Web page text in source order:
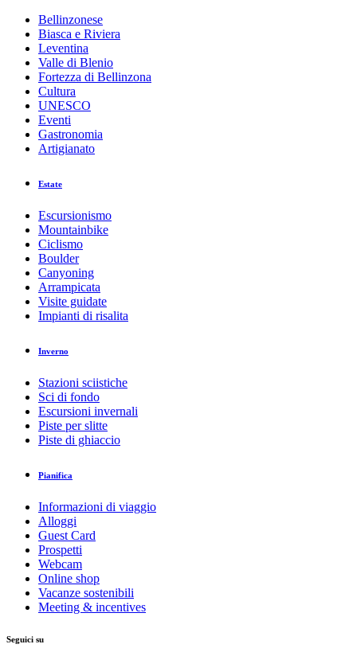
Bellinzonese
Biasca e Riviera
Leventina
Valle di Blenio
Fortezza di Bellinzona
Cultura
UNESCO
Eventi
Gastronomia
Artigianato
Estate
Escursionismo
Mountainbike
Ciclismo
Boulder
Canyoning
Arrampicata
Visite guidate
Impianti di risalita
Inverno
Stazioni sciistiche
Sci di fondo
Escursioni invernali
Piste per slitte
Piste di ghiaccio
Pianifica
Informazioni di viaggio
Alloggi
Guest Card
Prospetti
Webcam
Online shop
Vacanze sostenibili
Meeting & incentives
Seguici su